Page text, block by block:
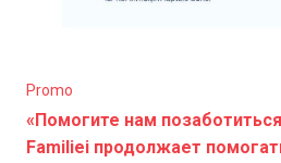
Promo
«Помогите нам
Familiei продолжает